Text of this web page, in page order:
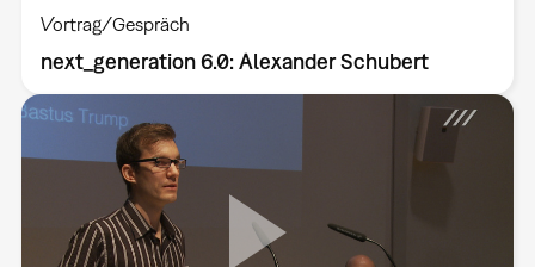
Vortrag/Gespräch
next_generation 6.0: Alexander Schubert